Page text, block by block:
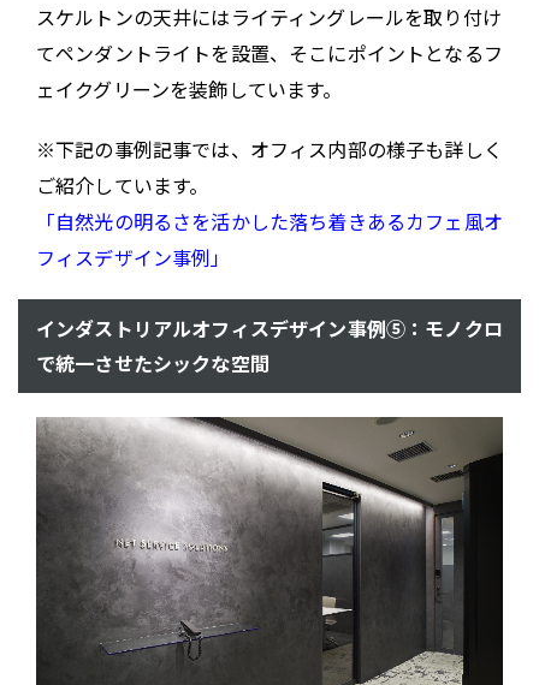
スケルトンの天井にはライティングレールを取り付け
てペンダントライトを設置、そこにポイントとなるフ
ェイクグリーンを装飾しています。
※下記の事例記事では、オフィス内部の様子も詳しく
ご紹介しています。
「自然光の明るさを活かした落ち着きあるカフェ風オ
フィスデザイン事例」
インダストリアルオフィスデザイン事例⑤：モノクロ
で統一させたシックな空間